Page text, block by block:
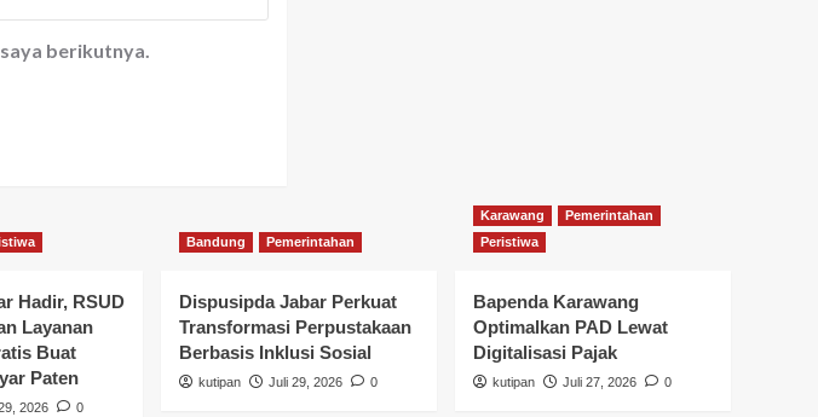
berikutnya.
Hadir, RSUD
Layanan
Buat
Paten
2026 0
Bandung Pemerintahan
Dispusipda Jabar Perkuat
Transformasi Perpustakaan
Berbasis Inklusi Sosial
kutipan Juli 29, 2026 0
Karawang
Pemerintahan
Peristiwa
Bapenda Karawang
Optimalkan PAD Lewat
Digitalisasi Pajak
kutipan Juli 27, 2026 0